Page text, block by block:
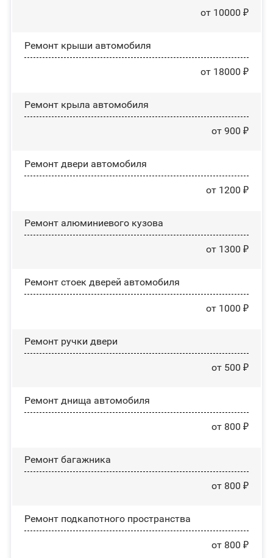
от 10000 ₽
Ремонт крыши автомобиля
от 18000 ₽
Ремонт крыла автомобиля
от 900 ₽
Ремонт двери автомобиля
от 1200 ₽
Ремонт алюминиевого кузова
от 1300 ₽
Ремонт стоек дверей автомобиля
от 1000 ₽
Ремонт ручки двери
от 500 ₽
Ремонт днища автомобиля
от 800 ₽
Ремонт багажника
от 800 ₽
Ремонт подкапотного пространства
от 800 ₽